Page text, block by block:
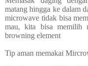
matang hingga ke dalam
microwave tidak bisa
mau, kita bisa memilih
browning element
Tip aman memakai